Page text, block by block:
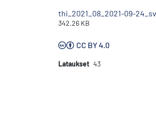
thi_2021_08_2021-09-
342.26 KB
CC BY 4.0
Lataukset 43